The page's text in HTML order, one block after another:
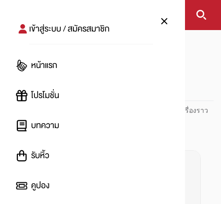
เข้าสู่ระบบ / สมัครสมาชิก
หน้าแรก
โปรโมชั่น
บทความ
รับหิ้ว
คูปอง
#
ปันโปร PUNPRO ที่ 1 ด้านโปรโมชัน อัปเดตและติดตามทุกเรื่องราว
โปรโมชัน